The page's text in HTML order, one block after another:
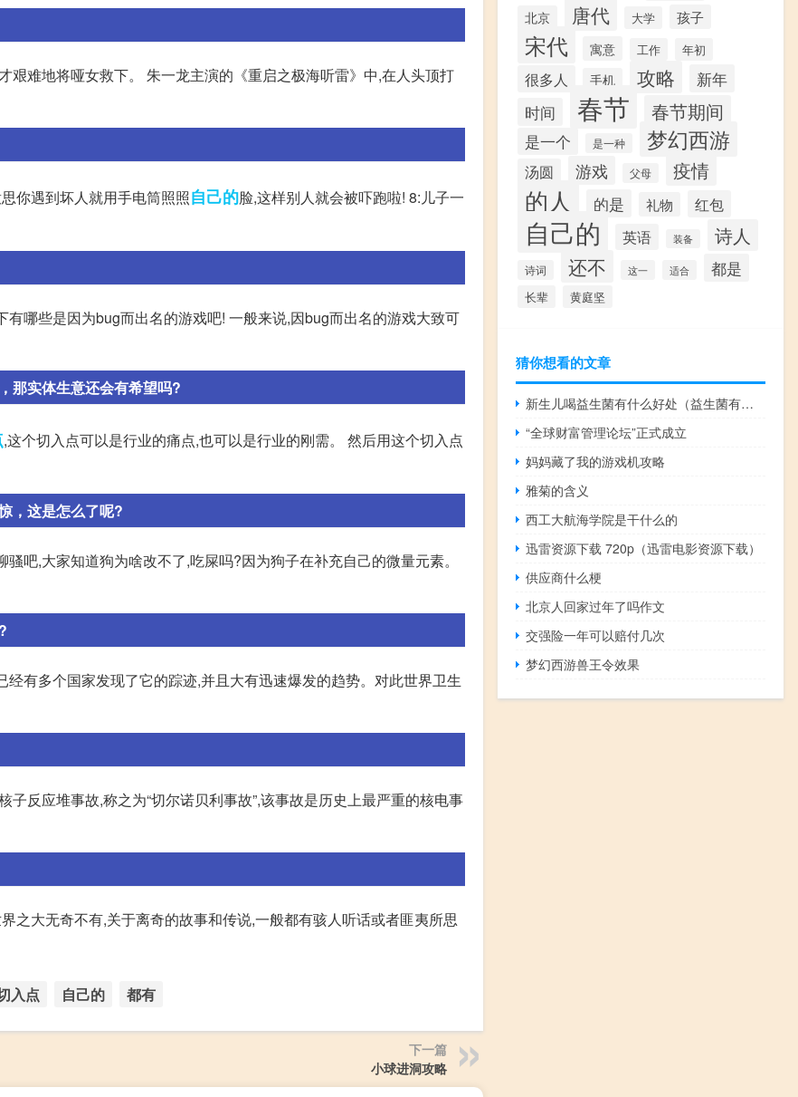
艰难地将哑女救下。 朱一龙主演的《重启之极海听雷》中,在人头顶打
你遇到坏人就用手电筒照照自己的脸,这样别人就会被吓跑啦! 8:儿子一
哪些是因为bug而出名的游戏吧! 一般来说,因bug而出名的游戏大致可
那实体生意还会有希望吗?
,这个切入点可以是行业的痛点,也可以是行业的刚需。 然后用这个切入点
，这是怎么了呢?
吧,大家知道狗为啥改不了,吃屎吗?因为狗子在补充自己的微量元素。
有多个国家发现了它的踪迹,并且大有迅速爆发的趋势。对此世界卫生
反应堆事故,称之为“切尔诺贝利事故”,该事故是历史上最严重的核电事
之大无奇不有,关于离奇的故事和传说,一般都有骇人听话或者匪夷所思
入点 自己的 都有
下一篇
小球进洞攻略
北京 唐代 大学 孩子
宋代 寓意 工作 年初
很多人 手机 攻略
新年
时间
春节 春节期间
是一个 是一种 梦幻西游
汤圆 游戏 父母 疫情
的人 的是 礼物 红包
自己的 英语 装备 诗人
诗词 还不 这一 适合 都是
长辈 黄庭坚
猜你想看的文章
新生儿喝益生菌有什么好处（益生菌有什么好处）
“全球财富管理论坛”正式成立
妈妈藏了我的游戏机攻略
雅菊的含义
西工大航海学院是干什么的
迅雷资源下载 720p（迅雷电影资源下载）
供应商什么梗
北京人回家过年了吗作文
交强险一年可以赔付几次
梦幻西游兽王令效果